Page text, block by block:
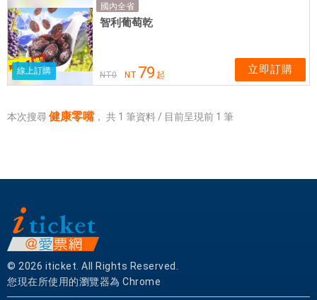
買
線上訂購
國內全省
智利葡萄乾
NT0 NT 79 起 立即訂購
本次搜尋 健康零嘴， 共 1 筆資料 / 目前呈現前 1 筆
© 2026 iticket. All Rights Reserved.
您現在所使用的瀏覽器為 Chrome